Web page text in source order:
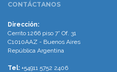
CONTÁCTANOS
Dirección:
Cerrito 1266 piso 7° Of. 31
C1010AAZ - Buenos Aires
República Argentina
Tel: +54911 5752 2406